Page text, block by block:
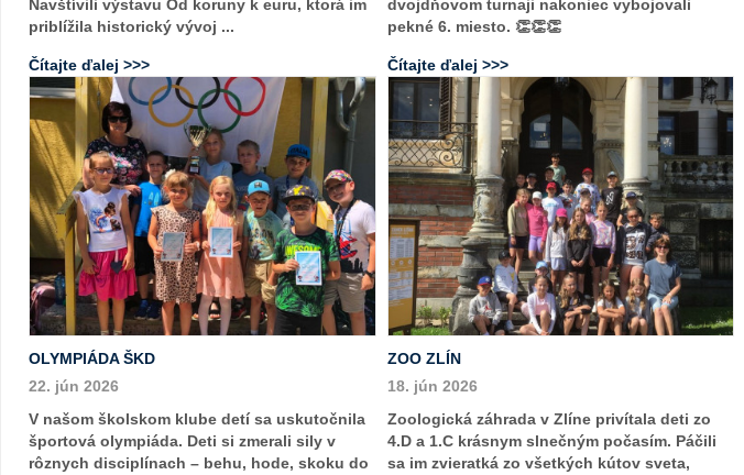
Navštívili výstavu Od koruny k euru, ktorá im
priblížila historický vývoj ...
Čítajte ďalej >>>
dvojdňovom turnaji nakoniec vybojovali
pekné 6. miesto. 👏👏👏
Čítajte ďalej >>>
OLYMPIÁDA ŠKD
22. jún 2026
V našom školskom klube detí sa uskutočnila
športová olympiáda. Deti si zmerali sily v
rôznych disciplínach – behu, hode, skoku do
ZOO ZLÍN
18. jún 2026
Zoologická záhrada v Zlíne privítala deti zo
4.D a 1.C krásnym slnečným počasím. Páčili
sa im zvieratká zo všetkých kútov sveta,